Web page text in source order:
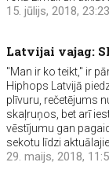
15. jūlijs, 2018, 23:23
Latvijai vajag:
"Man ir ko teikt," ir
Hiphops Latvijā
plīvuru, rečetējums
skaļruņos, bet arī
vēstījumu gan
sekotu līdzi
29. maijs, 2018,